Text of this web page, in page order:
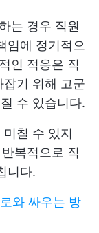
는 경우 직원
임에 정기적으
인 적응은 직
기 위해 고군
수 있습니다.
칠 수 있지
복적으로 직
니다.
와 싸우는 방